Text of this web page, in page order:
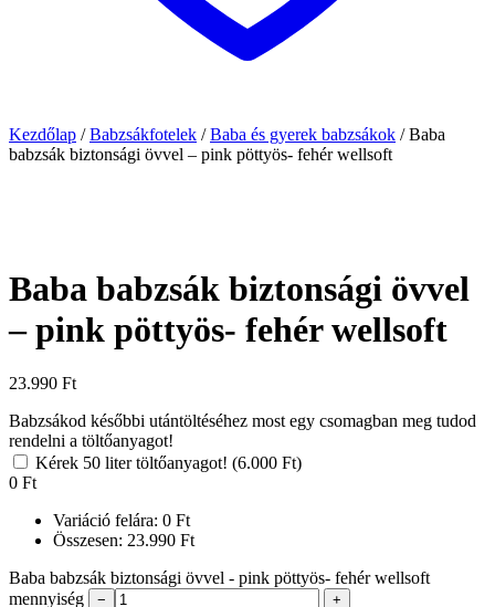
Kezdőlap /Babzsákfotelek /Baba és gyerek babzsákok /Baba
babzsák biztonsági övvel – pink pöttyös- fehér wellsoft
Baba babzsák biztonsági övvel
– pink pöttyös- fehér wellsoft
23.990 Ft
Babzsákod későbbi utántöltéséhez most egy csomagban meg tudod
rendelni a töltőanyagot!
Kérek 50 liter töltőanyagot! (6.000 Ft)
0 Ft
Variáció felára: 0 Ft
Összesen: 23.990 Ft
Baba babzsák biztonsági övvel - pink pöttyös- fehér wellsoft
mennyiség
− +